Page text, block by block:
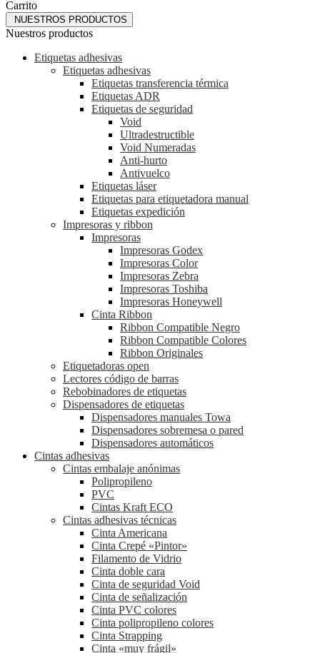
Carrito
NUESTROS PRODUCTOS
Nuestros productos
Etiquetas adhesivas
Etiquetas adhesivas
Etiquetas transferencia térmica
Etiquetas ADR
Etiquetas de seguridad
Void
Ultradestructible
Void Numeradas
Anti-hurto
Antivuelco
Etiquetas láser
Etiquetas para etiquetadora manual
Etiquetas expedición
Impresoras y ribbon
Impresoras
Impresoras Godex
Impresoras Color
Impresoras Zebra
Impresoras Toshiba
Impresoras Honeywell
Cinta Ribbon
Ribbon Compatible Negro
Ribbon Compatible Colores
Ribbon Originales
Etiquetadoras open
Lectores código de barras
Rebobinadores de etiquetas
Dispensadores de etiquetas
Dispensadores manuales Towa
Dispensadores sobremesa o pared
Dispensadores automáticos
Cintas adhesivas
Cintas embalaje anónimas
Polipropileno
PVC
Cintas Kraft ECO
Cintas adhesivas técnicas
Cinta Americana
Cinta Crepé «Pintor»
Filamento de Vidrio
Cinta doble cara
Cinta de seguridad Void
Cinta de señalización
Cinta PVC colores
Cinta polipropileno colores
Cinta Strapping
Cinta «muy frágil»